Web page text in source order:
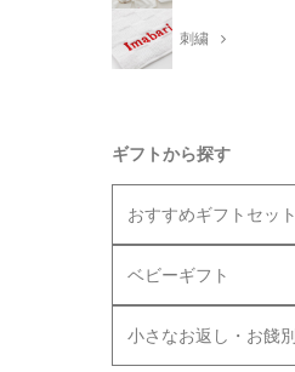
刺繍
ギフトから探す
おすすめギフトセット
ベビーギフト
小さなお返し・お餞別